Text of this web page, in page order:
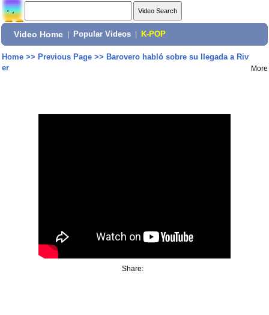
Video Home Popular Videos K-POP
Home>> Previous Page>> Barovero habló sobre su llegada a Riv
er
More
Share: